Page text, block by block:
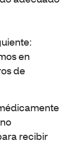
en
de
recibir